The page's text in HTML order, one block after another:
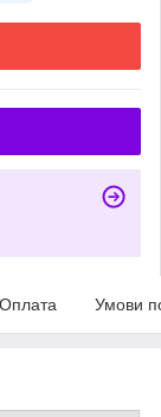
Оплата Умови